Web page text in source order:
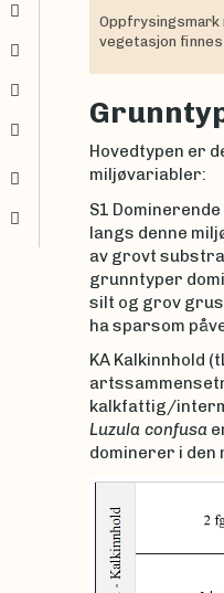
Oppfrysingsmark
vegetasjon
Hovedtypen er
miljøvariabler:
S1
langs denne
av grovt
grunntyper
silt og grov
ha sparsom
KA Kalkinnhold
kalkfattig/
Luzula confusa
dominerer i den